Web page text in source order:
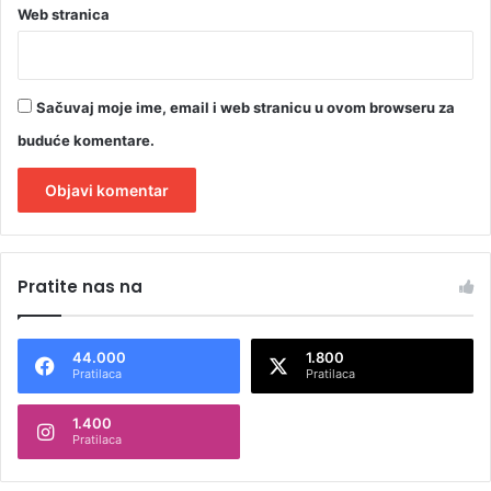
Web stranica
Sačuvaj moje ime, email i web stranicu u ovom browseru za
buduće komentare.
t
n
t
Pratite nas na
44.000
Pratilaca
1.800
Pratilaca
1.400
Pratilaca